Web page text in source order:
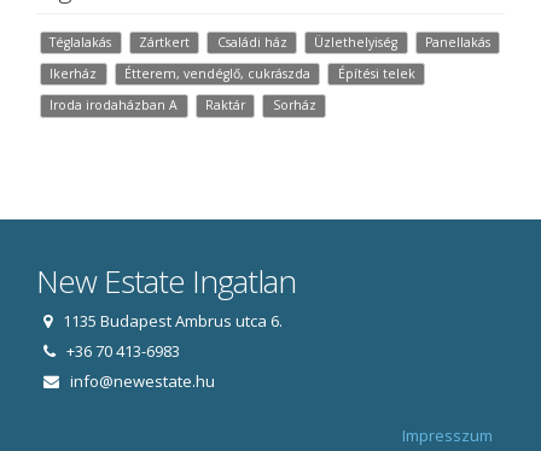
Téglalakás Zártkert Családi ház Üzlethelyiség
Panellakás
Ikerház
Étterem, vendéglő, cukrászda
Építési telek
Iroda irodaházban A
Raktár Sorház
New Estate Ingatlan
1135 Budapest Ambrus utca 6.
+36 70 413-6983
info@newestate.hu
Impresszum